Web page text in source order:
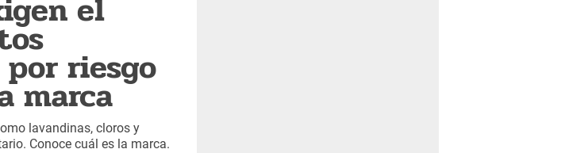
el
riesgo
marca
lavandinas, cloros y
Conoce cuál es la marca.